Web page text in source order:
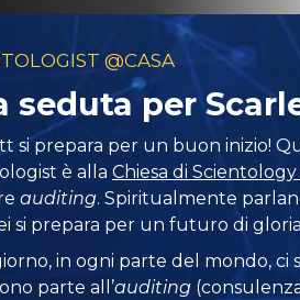
@CASA
seduta per
si prepara per un buon inizio!
è allaChiesa di
auditing. Spiritualmente
si prepara per un futuro di
in ogni parte del mondo, ci
parte all’auditing